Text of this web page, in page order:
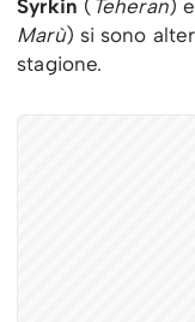
Syrkin ( Teheran) e
Marù) si sono
stagione.